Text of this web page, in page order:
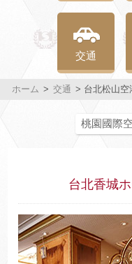
交通
ホーム > 交通 > 台北松山空
桃園國際
台北香城